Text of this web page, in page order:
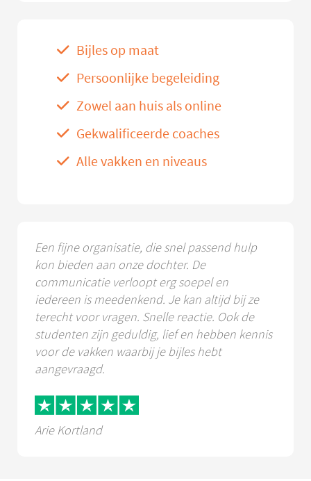
Bijles op maat
Persoonlijke begeleiding
Zowel aan huis als online
Gekwalificeerde coaches
Alle vakken en niveaus
Een fijne organisatie, die snel passend hulp
kon bieden aan onze dochter. De
communicatie verloopt erg soepel en
iedereen is meedenkend. Je kan altijd bij ze
terecht voor vragen. Snelle reactie. Ook de
studenten zijn geduldig, lief en hebben kennis
voor de vakken waarbij je bijles hebt
aangevraagd.
Arie Kortland